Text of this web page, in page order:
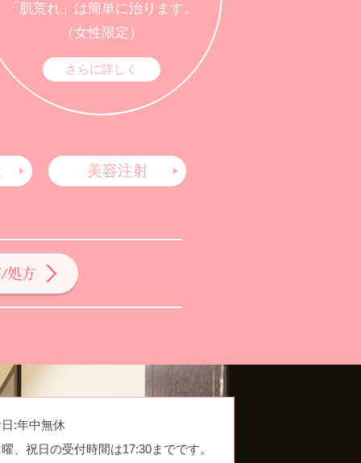
「肌荒れ」は簡単に治ります。
（女性限定）
さらに詳しく
美容注射
処方
:年中無休
、祝日の受付時間は17:30までです。